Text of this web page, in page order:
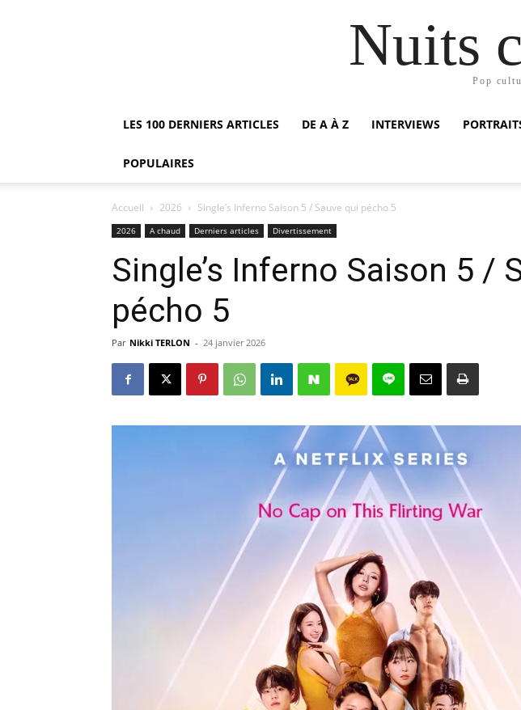
Nuits
Pop
LES 100 DERNIERS ARTICLES DE A À Z INTERVIEWS
POPULAIRES
Accueil 2026 Single’s Inferno Saison 5 / Sauve qui pécho 5
2026 A chaud Derniers articles Divertissement
Single’s Inferno Saison 5 /
pécho 5
Par Nikki TERLON - 24 janvier 2026